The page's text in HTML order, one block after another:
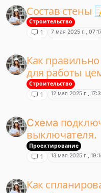
Состав стены
Строительство
1 7 мая 2025 г.,
Как
для работы
Строительство
1 12 мая 2025 г.,
Cxeмa
выключaтeля.
Проектирование
1 13 мая 2025 г.,
Как